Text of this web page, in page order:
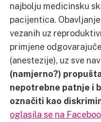
najbolju medicinsku
pacijentica.
vezanih uz
primjene
(anestezije), uz sve
(namjerno?)
nepotrebne patnje i
označiti kao
oglasila se na